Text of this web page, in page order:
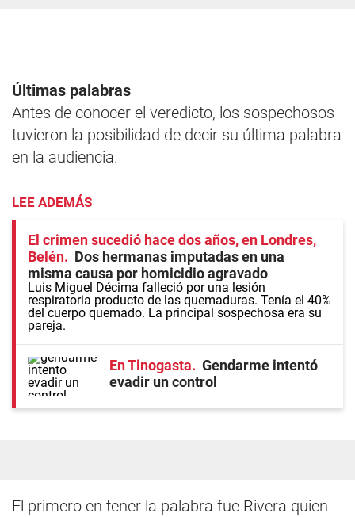
Últimas palabras
Antes de conocer el veredicto, los sospechosos
tuvieron la posibilidad de decir su última palabra
en la audiencia.
LEE ADEMÁS
El crimen sucedió hace dos años, en Londres,
Belén
Dos hermanas imputadas en una
misma causa por homicidio agravado
Luis Miguel Décima falleció por una lesión
respiratoria producto de las quemaduras. Tenía el 40%
del cuerpo quemado. La principal sospechosa era su
pareja.
En Tinogasta
Gendarme intentó
evadir un control
El primero en tener la palabra fue Rivera quien